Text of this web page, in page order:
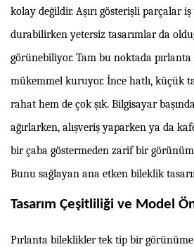
kolay değildir. Aşırı gösterişli parçalar
durabilirken yetersiz tasarımlar da
görünebiliyor. Tam bu noktada
mükemmel kuruyor. İnce hatlı, küçük
rahat hem de çok şık. Bilgisayar
ağırlarken, alışveriş yaparken ya da
bir çaba göstermeden zarif bir
Bunu sağlayan ana etken bileklik
Tasarım Çeşitliliği ve Model
Pırlanta bileklikler tek tip bir